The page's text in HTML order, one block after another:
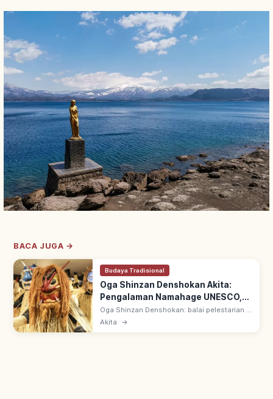
BACA JUGA →
Budaya Tradisional
Oga Shinzan Denshokan Akita:
Pengalaman Namahage UNESCO,
Rute & Sorotan
Oga Shinzan Denshokan: balai pelestarian di
Semenanjung Oga, Akita untuk merasakan
Akita →